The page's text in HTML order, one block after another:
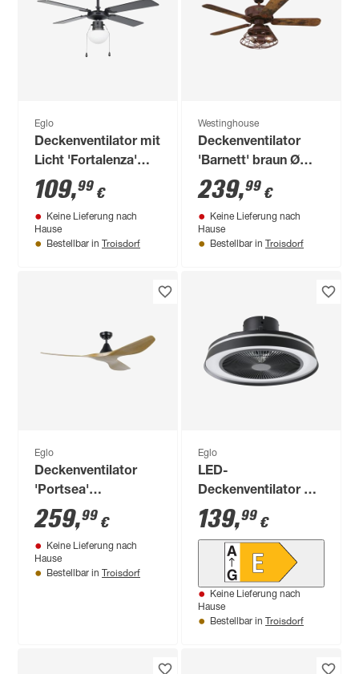
Eglo
Deckenventilator mit
Licht 'Fortalenza'
E27 Ø 106,6 cm
109,99 €
Keine Lieferung nach
Hause
Bestellbar in Troisdorf
Westinghouse
Deckenventilator
'Barnett' braun Ø
122 cm
239,99 €
Keine Lieferung nach
Hause
Bestellbar in Troisdorf
Eglo
Deckenventilator
'Portsea'
Walnussfarben Ø
132 cm
259,99 €
Keine Lieferung nach
Hause
Bestellbar in Troisdorf
Eglo
LED-
Deckenventilator mit
Beleuchtung
'Vallonia' dimmbar
31,5 W 3200 lm RGB
- tunable white Ø 48
x 21 cm
139,99 €
Keine Lieferung nach
Hause
Bestellbar in Troisdorf